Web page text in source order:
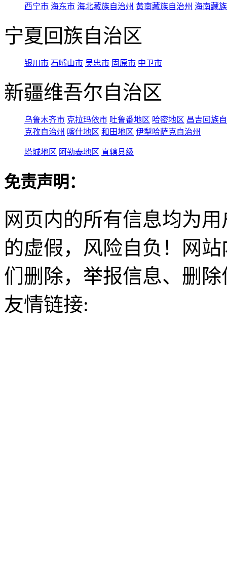
西宁市 海东市 海北藏族自治州 黄南藏族自治州 海南藏
宁夏回族自治区
银川市 石嘴山市 吴忠市 固原市 中卫市
新疆维吾尔自治区
乌鲁木齐市 克拉玛依市 吐鲁番地区 哈密地区 昌吉回族
克孜自治州 喀什地区 和田地区 伊犁哈萨克自治州
塔城地区 阿勒泰地区 直辖县级
免责声明：
网页内的所有信息均为
的虚假，风险自负！网
们删除，举报信息、删
友情链接: